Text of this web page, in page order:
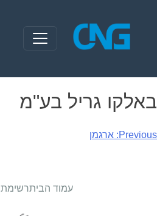
content
באלקו גריל בע"מ
ניווט
Previous: ארגמן
עמוד הביתרשימת